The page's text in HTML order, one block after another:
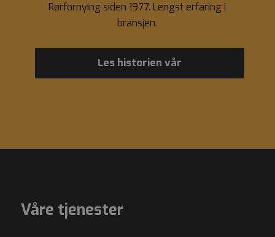
Rørfornying siden 1977. Lengst erfaring i
bransjen.
Les historien vår
Våre tjenester